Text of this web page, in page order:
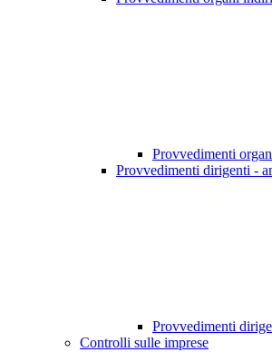
Provvedimenti
Provvedimenti dirigenti -
Provvedimenti
Controlli sulle imprese